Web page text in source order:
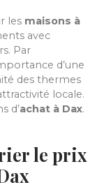
les maisons à
avec
Par
d’une
des thermes
locale.
d’achat à Dax.
le prix